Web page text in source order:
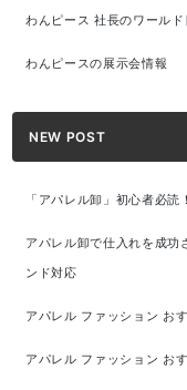
わんピース 社長のワールド
わんピースの展示会情報
NEW POST
「アパレル卸」初心者必
アパレル卸で仕入れを成功
ンド対応
アパレル ファッション お
アパレル ファッション お